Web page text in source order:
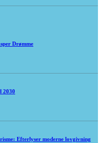
Drømme
2030
Efterlyser moderne lovgivning